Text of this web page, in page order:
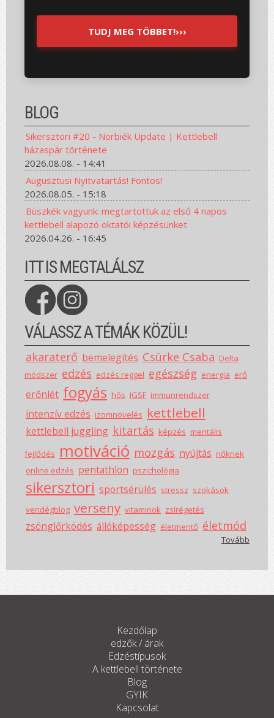
TUDJ MEG TÖBBET!›››
BLOG
Sikersztori #20 - Norbiék Update | Kettlebell
házaspár története
2026.08.08. - 14:41
Augusztusi Nyitvatartás! Fontos!
2026.08.05. - 15:18
Büszkék vagyunk: megtartottuk az első 4 napos
kettlebell alapozó oktatói képzésünket
2026.04.26. - 16:45
ITT IS MEGTALÁLSZ
VÁLASSZ A TÉMÁK KÖZÜL!
akaraterő bemelegítés Csürke Csaba Delta
módszer edzés edzés reggel egészség energia erő
erőnlét fogyás hős IGSF immunrendszer
intenzív edzés izomnövelés kettlebell
kettlebell juggling kitartás képzés mentális
fejlődés motiváció mozgás nyújtás nőknek
online edzés pentathlon pszichológia
sikersztori sportsérülés stressz szokások
vendégblog verseny vitaminok zsírégetés
zsönglőrködés állóképesség életmentő életmód
Tovább
Kezdőlap
edzők / árak
Edzéstípusok
A kettlebell története
Blog
GYIK
Kapcsolat